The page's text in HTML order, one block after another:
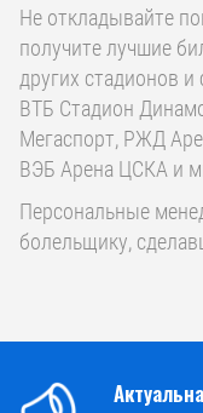
Не откладывайте
получите лучшие
других стадионов
ВТБ Стадион
Мегаспорт, РЖД
ВЭБ Арена ЦСКА и
Персональные
болельщику,